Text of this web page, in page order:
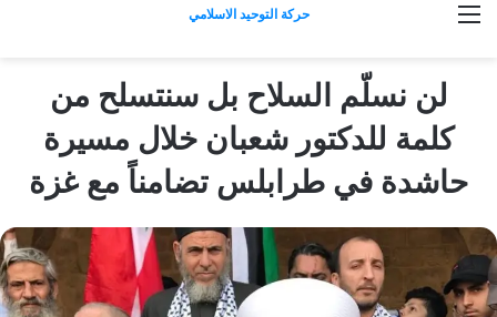
حركة التوحيد الاسلامي القائمة
لن نسلّم السلاح بل سنتسلح من
كلمة للدكتور شعبان خلال مسيرة
حاشدة في طرابلس تضامناً مع غزة